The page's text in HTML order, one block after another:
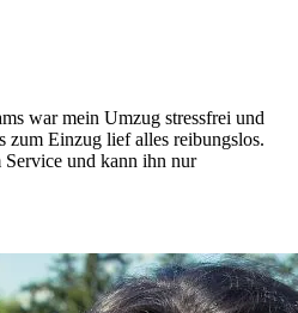
war mein Umzug stressfrei und
zum Einzug lief alles reibungslos.
und kann ihn nur